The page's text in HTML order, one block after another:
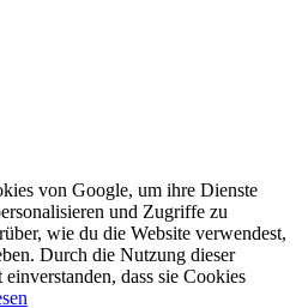
von Google, um ihre Dienste
und Zugriffe zu
wie du die Website verwendest,
Durch die Nutzung dieser
dass sie Cookies